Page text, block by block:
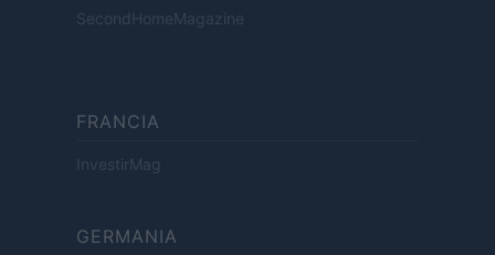
SecondHomeMagazine
FRANCIA
InvestirMag
GERMANIA